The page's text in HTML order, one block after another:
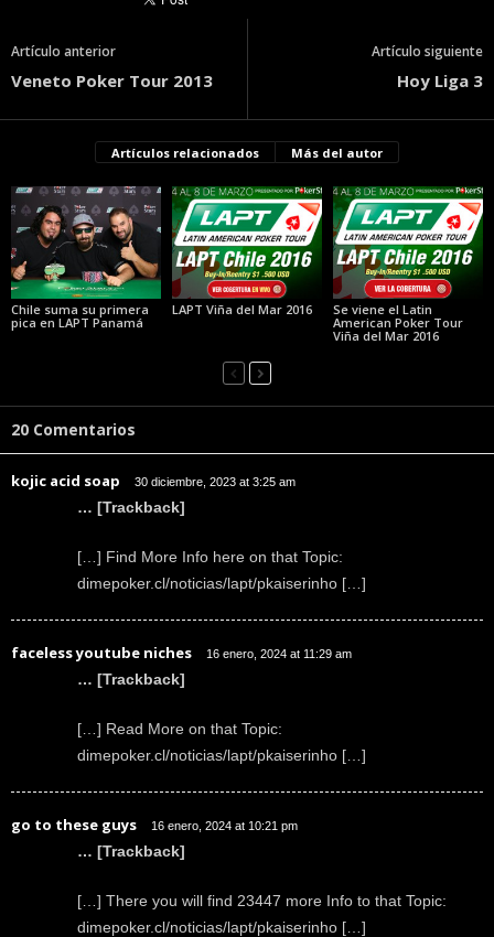
Artículo anterior
Veneto Poker Tour 2013
Artículo siguiente
Hoy Liga 3
Artículos relacionados Más del autor
Chile suma su primera
pica en LAPT Panamá
LAPT Viña del Mar 2016
Se viene el Latin
American Poker Tour
Viña del Mar 2016
20 Comentarios
kojic acid soap 30 diciembre, 2023 at 3:25 am
… [Trackback]
[…] Find More Info here on that Topic:
dimepoker.cl/noticias/lapt/pkaiserinho […]
faceless youtube niches 16 enero, 2024 at 11:29 am
… [Trackback]
[…] Read More on that Topic:
dimepoker.cl/noticias/lapt/pkaiserinho […]
go to these guys 16 enero, 2024 at 10:21 pm
… [Trackback]
[…] There you will find 23447 more Info to that Topic:
dimepoker.cl/noticias/lapt/pkaiserinho […]